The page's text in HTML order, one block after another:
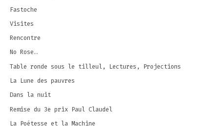
Fastoche
Visites
Rencontre
No Rose…
Table ronde sous le tilleul, Lectures, Projections
La Lune des pauvres
Dans la nuit
Remise du 3e prix Paul Claudel
La Poétesse et la Machine